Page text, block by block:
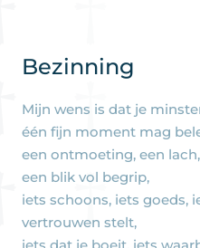
Bezinning
Mijn wens is dat je
één fijn moment mag
een ontmoeting, een
een blik vol begrip,
iets schoons, iets goeds,
vertrouwen stelt,